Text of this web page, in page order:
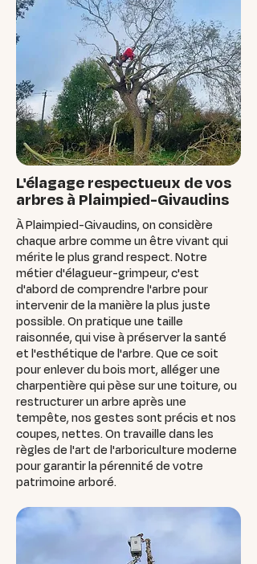
L'élagage respectueux de vos
arbres à Plaimpied-Givaudins
À Plaimpied-Givaudins, on considère
chaque arbre comme un être vivant qui
mérite le plus grand respect. Notre
métier d'élagueur-grimpeur, c'est
d'abord de comprendre l'arbre pour
intervenir de la manière la plus juste
possible. On pratique une taille
raisonnée, qui vise à préserver la santé
et l'esthétique de l'arbre. Que ce soit
pour enlever du bois mort, alléger une
charpentière qui pèse sur une toiture, ou
restructurer un arbre après une
tempête, nos gestes sont précis et nos
coupes, nettes. On travaille dans les
règles de l'art de l'arboriculture moderne
pour garantir la pérennité de votre
patrimoine arboré.